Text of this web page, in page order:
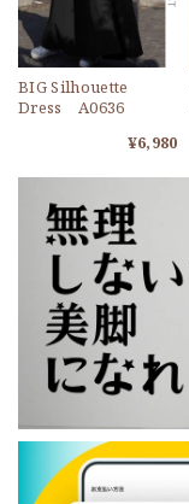
BIG Silhouette
Dress A0636
¥6,980